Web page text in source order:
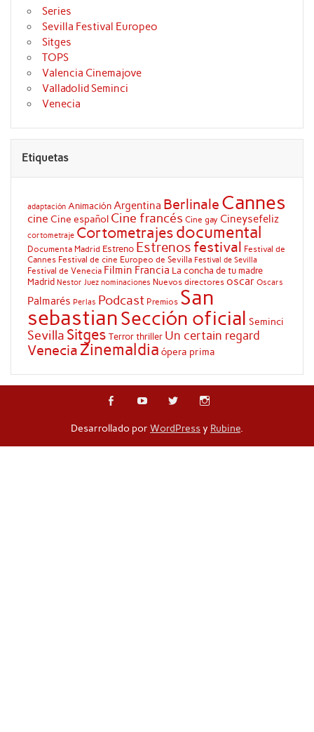
Series
Sevilla Festival Europeo
Sitges
TOPS
Valencia Cinemajove
Valladolid Seminci
Venecia
Etiquetas
adaptación AnimaciónArgentina Berlinale Cannes
cine Cine español Cine francés Cine gay Cineysefeliz
cortometraje Cortometrajes documental
Documenta Madrid Estreno Estrenos festival Festival de
Cannes Festival de cine Europeo de Sevilla Festival de Sevilla
Festival de Venecia Filmin Francia La concha de tu madre
Madrid Nestor Juez nominaciones Nuevos directores oscar Oscars
Palmarés Perlas Podcast Premios San
sebastianSección oficial Seminci
Sevilla Sitges Terrorthriller Un certain regard
Venecia Zinemaldia ópera prima
Desarrollado por WordPressy Rubine.